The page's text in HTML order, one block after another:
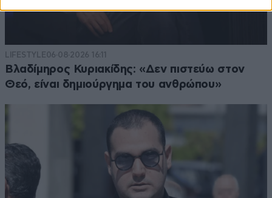
LIFESTYLE06·08·2026 16:11
Βλαδίμηρος Κυριακίδης: «Δεν πιστεύω στον
Θεό, είναι δημιούργημα του ανθρώπου»